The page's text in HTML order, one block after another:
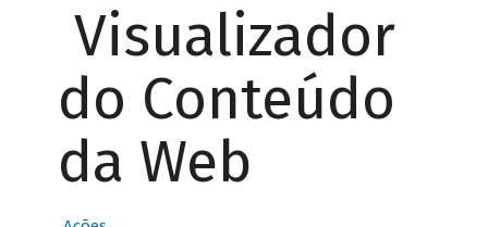
Visualizador
do Conteúdo
da Web